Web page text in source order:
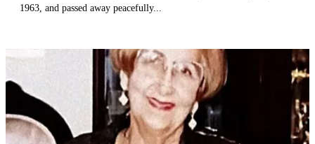
1963, and passed away peacefully...